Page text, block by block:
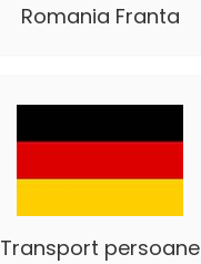
Romania Franta
Transport persoane